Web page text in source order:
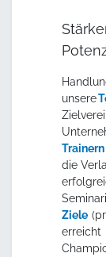
unsere
Trainern
die
Ziele